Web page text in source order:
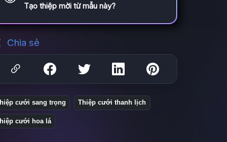
Tạo thiệp mời từ mẫu này?
Chia sẻ
cưới sang trọng Thiệp cưới thanh lịch
cưới hoa lá